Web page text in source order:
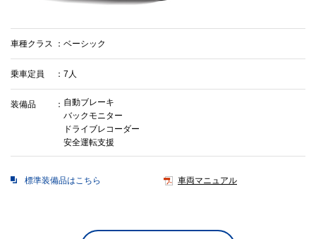
車種クラス ベーシック
乗車定員 7人
装備品
自動ブレーキ
バックモニター
ドライブレコーダー
安全運転支援
標準装備品はこちら 車両マニュアル